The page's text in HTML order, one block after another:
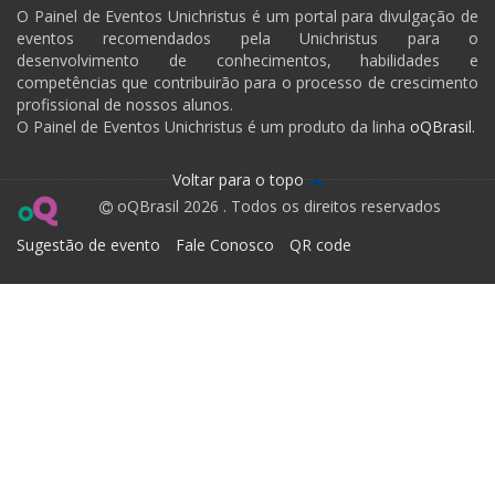
O Painel de Eventos Unichristus é um portal para divulgação de
eventos recomendados pela Unichristus para o
desenvolvimento de conhecimentos, habilidades e
competências que contribuirão para o processo de crescimento
profissional de nossos alunos.
O Painel de Eventos Unichristus é um produto da linha oQBrasil.
Voltar para o topo
oQBrasil 2026 . Todos os direitos reservados
Sugestão de evento
Fale Conosco QR code